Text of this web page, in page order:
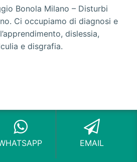
Bonola Milano – Disturbi
Ci occupiamo di diagnosi e
dislessia,
e disgrafia.
EMAIL